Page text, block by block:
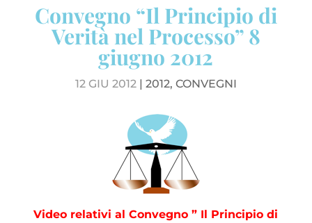
Convegno “Il Principio di
Verità nel Processo” 8
giugno 2012
12 GIU 2012| 2012, CONVEGNI
Video relativi al Convegno ” Il Principio di